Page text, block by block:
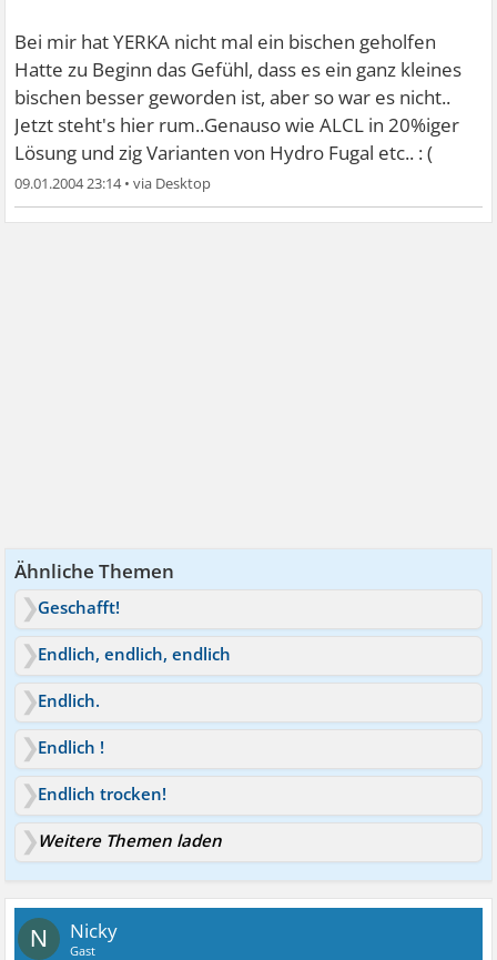
Bei mir hat YERKA nicht mal ein bischen geholfen
Hatte zu Beginn das Gefühl, dass es ein ganz kleines
bischen besser geworden ist, aber so war es nicht..
Jetzt steht's hier rum..Genauso wie ALCL in 20%iger
Lösung und zig Varianten von Hydro Fugal etc.. : (
09.01.2004 23:14•
Ähnliche Themen
Geschafft!
Endlich, endlich, endlich
Endlich.
Endlich !
Endlich trocken!
Weitere Themen laden
N Nicky
Gast